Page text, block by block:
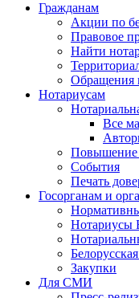
Гражданам
Акции по
Правовое
Найти
Обращения
Нотариусам
Все
Повышение
События
Печать
Госорганам и
Нотариусы
Закупки
Для СМИ